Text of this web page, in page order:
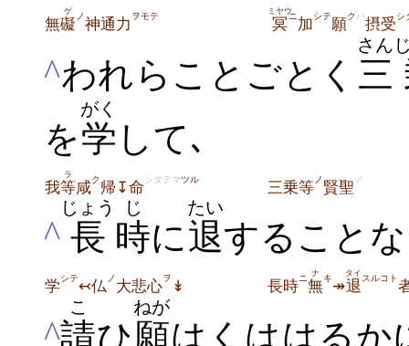
無礙
ゲ ノ神通力 ヲモテ 冥
ミヤウニ 加シテ願クハ摂受シ
^われらことごとく 三
さん
を学
がく
して､
我等
ラ
咸ク帰↧命シタテマツル 三乗等 ノ 賢聖 ノ
^ 長
じょう
時
じ
に退
たい
すること
学シテ↢仏 ノ 大悲心ヲ ↡ 長時ニ無
ナ キ↠退
タイ スルコト
^請
こ
ひ願
ねが
はくははるか